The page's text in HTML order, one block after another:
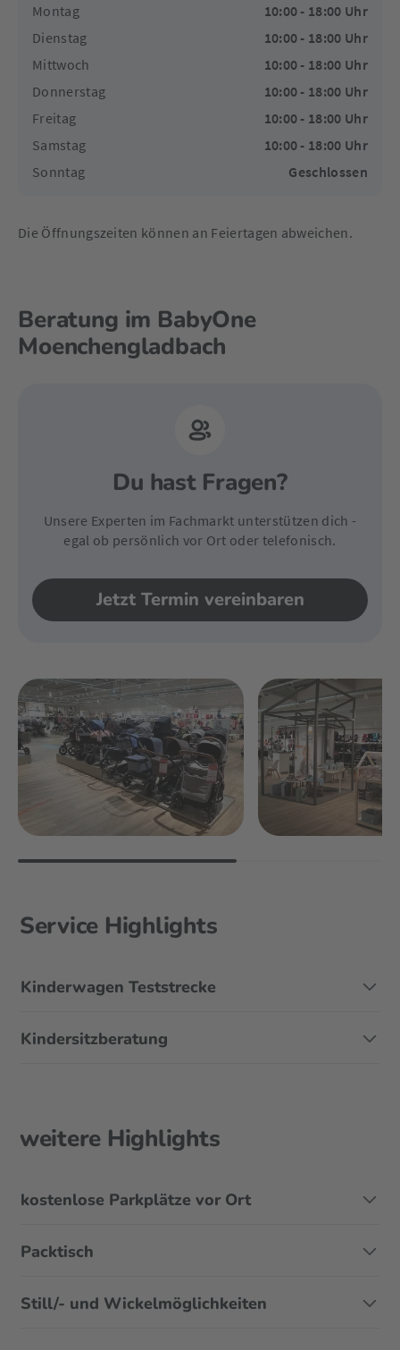
Montag
10:00 - 18:00 Uhr
Dienstag
10:00 - 18:00 Uhr
Mittwoch
10:00 - 18:00 Uhr
Donnerstag
10:00 - 18:00 Uhr
Freitag
10:00 - 18:00 Uhr
Samstag
10:00 - 18:00 Uhr
Sonntag
Geschlossen
Die Öffnungszeiten können an Feiertagen abweichen.
Beratung im BabyOne
Moenchengladbach
Du hast Fragen?
Unsere Experten im Fachmarkt unterstützen dich -
egal ob persönlich vor Ort oder telefonisch.
Jetzt Termin vereinbaren
Service Highlights
Kinderwagen Teststrecke
Kindersitzberatung
weitere Highlights
kostenlose Parkplätze vor Ort
Packtisch
Still/- und Wickelmöglichkeiten